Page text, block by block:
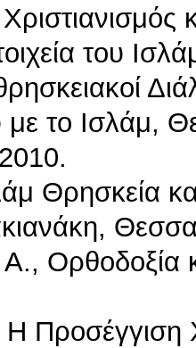
του
με το Ισλάμ,
Θρησκεία
Ορθοδοξία
Προσέγγιση